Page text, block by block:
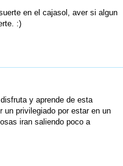
en el cajasol, aver si algun
:)
y aprende de esta
un privilegiado por estar en un
iran saliendo poco a